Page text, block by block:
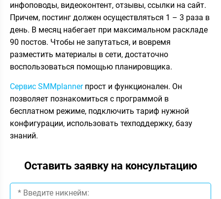
инфоповоды, видеоконтент, отзывы, ссылки на сайт.
Причем, постинг должен осуществляться 1 – 3 раза в
день. В месяц набегает при максимальном раскладе
90 постов. Чтобы не запутаться, и вовремя
разместить материалы в сети, достаточно
воспользоваться помощью планировщика.
Сервис SMMрlannerпрост и функционален. Он
позволяет познакомиться с программой в
бесплатном режиме, подключить тариф нужной
конфигурации, использовать техподдержку, базу
знаний.
Оставить заявку на консультацию